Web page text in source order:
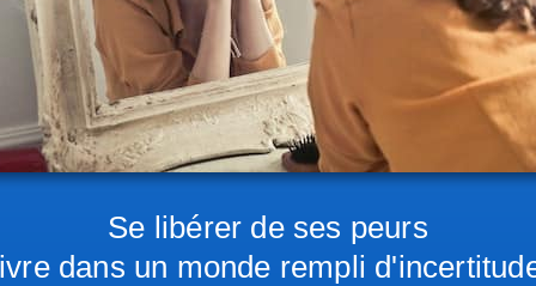
Se libérer de ses peurs
dans un monde rempli